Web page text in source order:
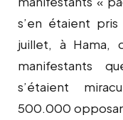
s’en étaient
juillet, à Hama,
manifestants
s’étaient
500.000